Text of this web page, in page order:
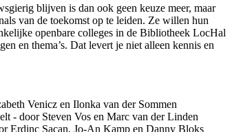
blijven is dan ook geen keuze meer, maar
van de toekomst op te leiden. Ze willen hun
openbare colleges in de Bibliotheek LocHal
en thema’s. Dat levert je niet alleen kennis en
Venicz en Ilonka van der Sommen
- door Steven Vos en Marc van der Linden
Erdinç Saçan, Jo-An Kamp en Danny Bloks